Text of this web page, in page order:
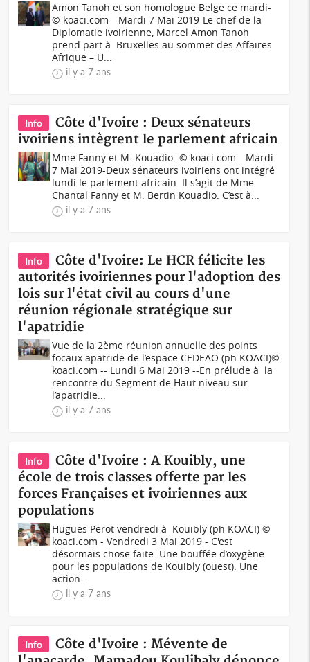
Amon Tanoh et son homologue Belge ce mardi-
© koaci.com—Mardi 7 Mai 2019-Le chef de la
Diplomatie ivoirienne, Marcel Amon Tanoh
prend part à Bruxelles au sommet des Affaires
Afrique – U...
il y a 7 ans
Info
Côte d'Ivoire : Deux sénateurs
ivoiriens intègrent le parlement africain
Mme Fanny et M. Kouadio- © koaci.com—Mardi
7 Mai 2019-Deux sénateurs ivoiriens ont intégré
lundi le parlement africain. Il s’agit de Mme
Chantal Fanny et M. Bertin Kouadio. C’est à...
il y a 7 ans
Info
Côte d'Ivoire: Le HCR félicite les
autorités ivoiriennes pour l'adoption des
lois sur l'état civil au cours d'une
réunion régionale stratégique sur
l'apatridie
Vue de la 2ème réunion annuelle des points
focaux apatride de l’espace CEDEAO (ph KOACI)©
koaci.com -- Lundi 6 Mai 2019 --En prélude à la
rencontre du Segment de Haut niveau sur
l’apatridie...
il y a 7 ans
Info
Côte d'Ivoire : A Kouibly, une
école de trois classes offerte par les
forces Françaises et ivoiriennes aux
populations
Hugues Perot vendredi à Kouibly (ph KOACI) ©
koaci.com - Vendredi 3 Mai 2019 - C'est
désormais chose faite. Une bouffée d’oxygène
pour les populations de Kouibly (ouest). Une
action...
il y a 7 ans
Info
Côte d'Ivoire : Mévente de